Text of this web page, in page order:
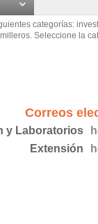
categorías:
Seleccione la
Correos
y Laboratorios
Extensión